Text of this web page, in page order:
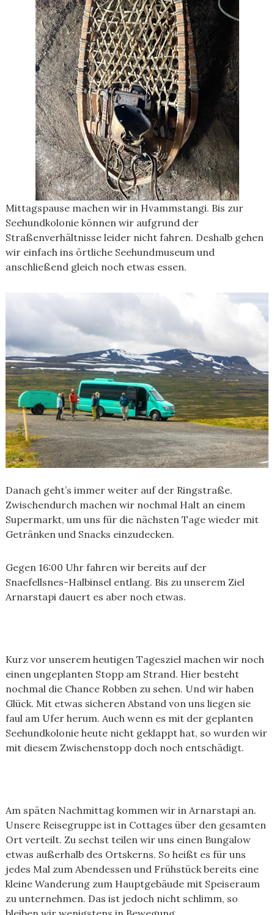
Mittagspause machen wir in Hvammstangi. Bis zur
Seehundkolonie können wir aufgrund der
Straßenverhältnisse leider nicht fahren. Deshalb gehen
wir einfach ins örtliche Seehundmuseum und
anschließend gleich noch etwas essen.
Danach geht’s immer weiter auf der Ringstraße.
Zwischendurch machen wir nochmal Halt an einem
Supermarkt, um uns für die nächsten Tage wieder mit
Getränken und Snacks einzudecken.
Gegen 16:00 Uhr fahren wir bereits auf der
Snaefellsnes-Halbinsel entlang. Bis zu unserem Ziel
Arnarstapi dauert es aber noch etwas.
Kurz vor unserem heutigen Tagesziel machen wir noch
einen ungeplanten Stopp am Strand. Hier besteht
nochmal die Chance Robben zu sehen. Und wir haben
Glück. Mit etwas sicheren Abstand von uns liegen sie
faul am Ufer herum. Auch wenn es mit der geplanten
Seehundkolonie heute nicht geklappt hat, so wurden wir
mit diesem Zwischenstopp doch noch entschädigt.
Am späten Nachmittag kommen wir in Arnarstapi an.
Unsere Reisegruppe ist in Cottages über den gesamten
Ort verteilt. Zu sechst teilen wir uns einen Bungalow
etwas außerhalb des Ortskerns. So heißt es für uns
jedes Mal zum Abendessen und Frühstück bereits eine
kleine Wanderung zum Hauptgebäude mit Speiseraum
zu unternehmen. Das ist jedoch nicht schlimm, so